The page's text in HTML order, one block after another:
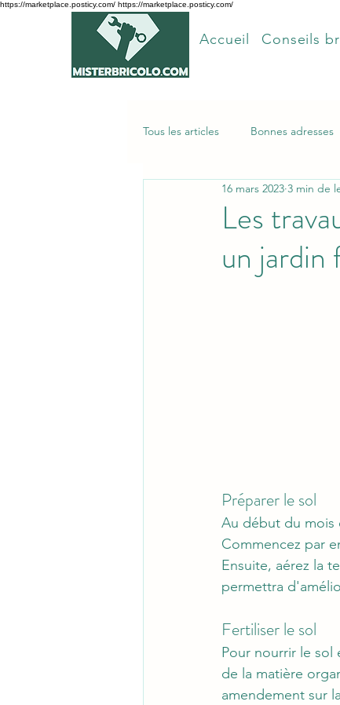
https://marketplace.posticy.com/ https://marketplace.posticy.com/
Accueil Conseils
Tous les articles Bonnes adresses
Articles les plus lus
Les
un jardin
16 mars 2023 3 min de
Préparer le sol
Au début du mois
Commencez par
Ensuite, aérez la
permettra
Fertiliser le sol
Pour nourrir le sol
de la matière
amendement sur